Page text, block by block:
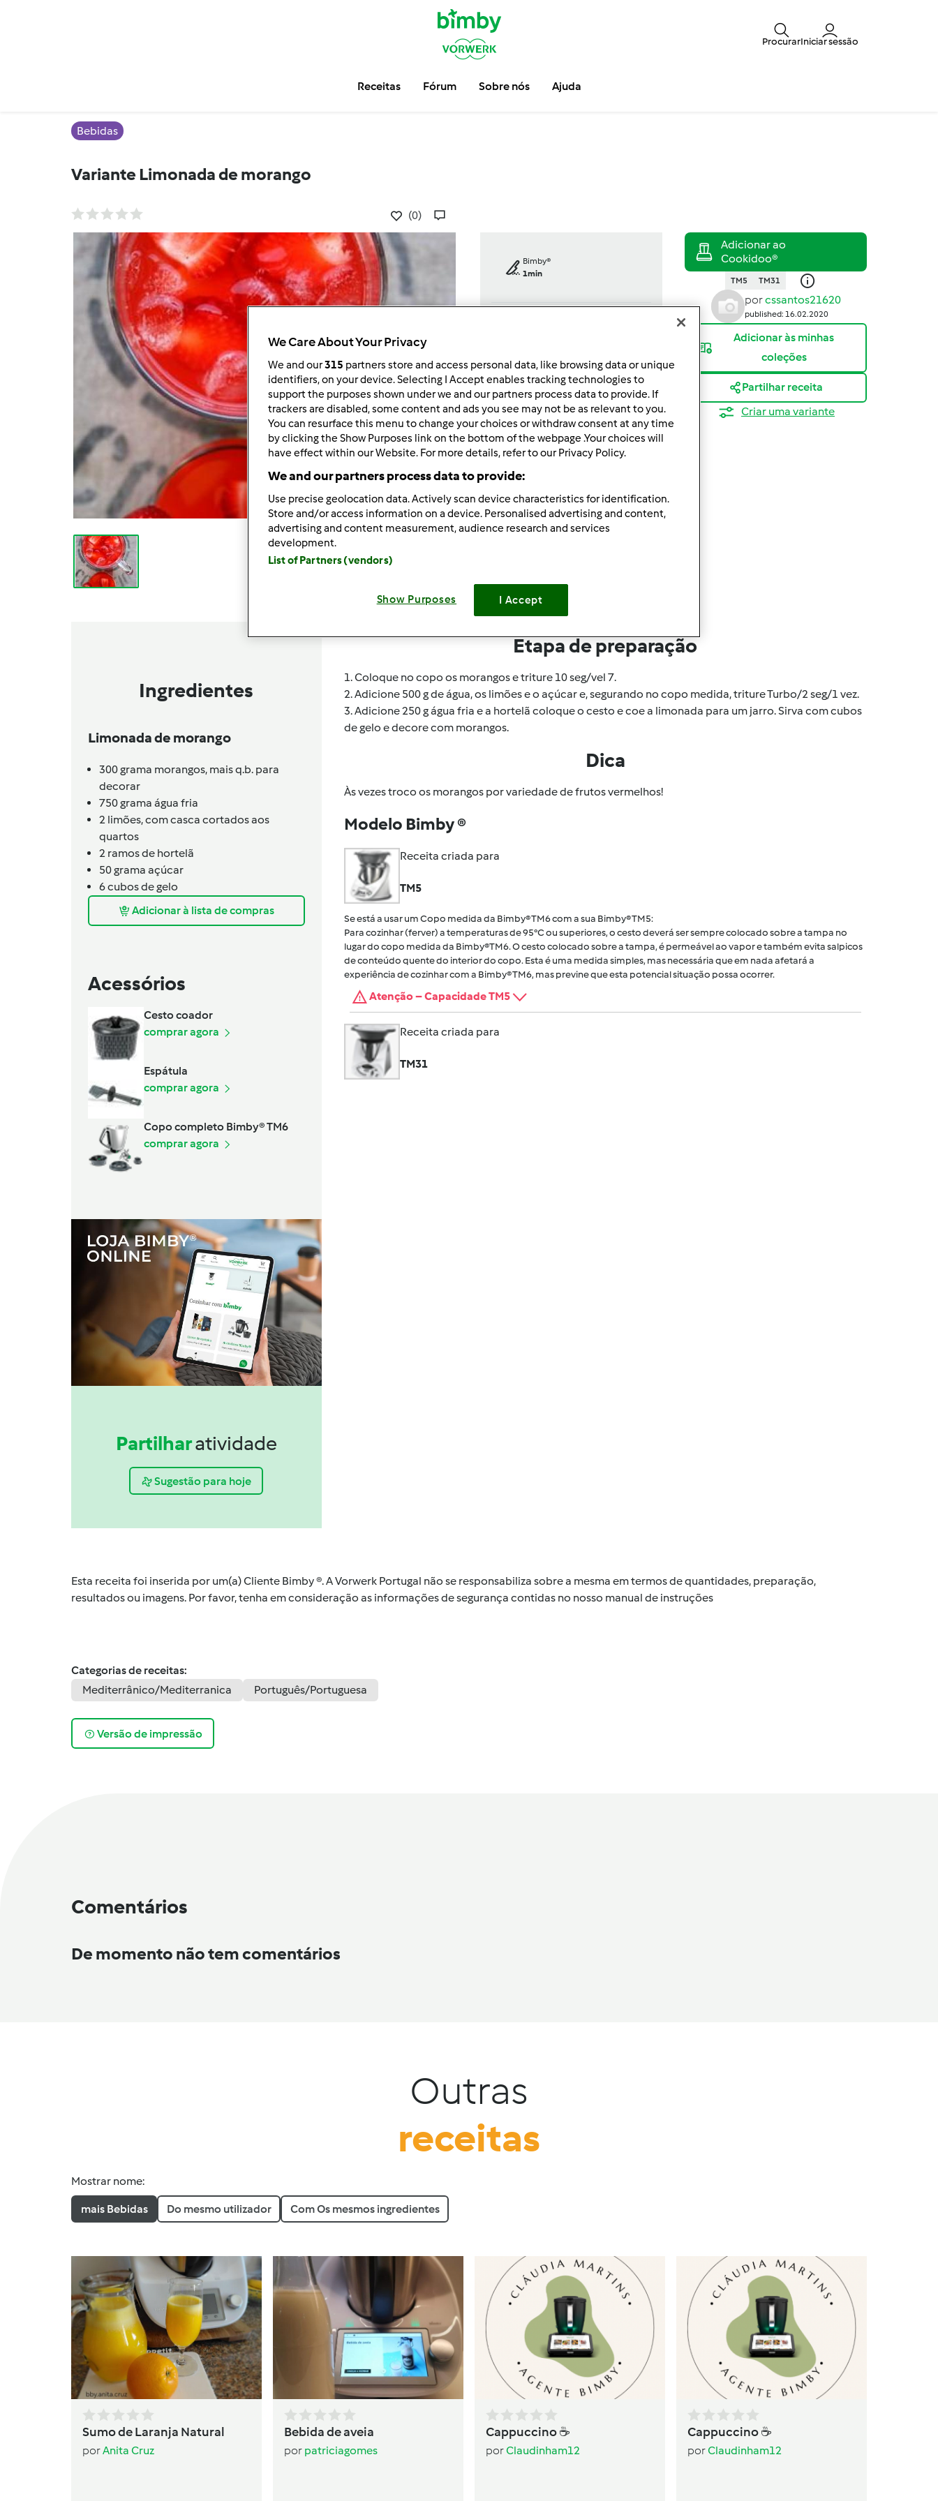
ProcurarIniciar sessão
Receitas Fórum Sobre nós Ajuda
Bebidas
Variante Limonada de morango
(0)
Bimby®
1min
dose/s
1 litro/s
Nível
TM5 TM31
porcssantos21620
published: 16.02.2020
Adicionar às minhas
coleções
Partilhar receita
Criar uma variante
Ingredientes
Limonada de morango
300grama morangos, mais q.b. para
decorar
750grama água fria
2 limões,com casca cortados aos
quartos
2 ramos de hortelã
50grama açúcar
6cubos de gelo
Adicionar à lista de compras
Acessórios
Cesto coador
comprar agora
Espátula
comprar agora
Copo completo Bimby® TM6
comprar agora
Partilharatividade
Sugestão para hoje
Etapa de preparação
1. Coloque no copo os morangos e triture 10 seg/vel 7.
2. Adicione 500 g de água, os limões e o açúcar e, segurando no copo medida, triture Turbo/2 seg/1 vez.
3. Adicione 250 g água fria e a hortelã coloque o cesto e coe a limonada para um jarro. Sirva com cubos
de gelo e decore com morangos.
Dica
Às vezes troco os morangos por variedade de frutos vermelhos!
Modelo Bimby ®
Receita criada para
TM5
Se está a usar um Copo medida da Bimby® TM6 com a sua Bimby® TM5:
Para cozinhar (ferver) a temperaturas de 95°C ou superiores, o cesto deverá ser sempre colocado sobre a tampa no
lugar do copo medida da Bimby®TM6. O cesto colocado sobre a tampa, é permeável ao vapor e também evita salpicos
de conteúdo quente do interior do copo. Esta é uma medida simples, mas necessária que em nada afetará a
experiência de cozinhar com a Bimby® TM6, mas previne que esta potencial situação possa ocorrer.
Atenção – Capacidade TM5
Receita criada para
TM31
Esta receita foi inserida por um(a) Cliente Bimby ®. A Vorwerk Portugal não se responsabiliza sobre a mesma em termos de quantidades, preparação,
resultados ou imagens. Por favor, tenha em consideração as informações de segurança contidas no nosso manual de instruções
Categorias de receitas:
Mediterrânico/Mediterranica
Português/Portuguesa
Versão de impressão
Comentários
De momento não tem comentários
Outras
receitas
Mostrar nome:
mais Bebidas Do mesmo utilizador Com Os mesmos ingredientes
Sumo de Laranja Natural
porAnita Cruz
Bebida de aveia
por patriciagomes
Cappuccino ☕️
porClaudinham12
Cappuccino ☕️
porClaudinham12
We Care About Your Privacy
We and our315 partners store and access personal data, like browsing data or unique
identifiers, on your device. Selecting I Accept enables tracking technologies to
support the purposes shown under we and our partners process data to provide. If
trackers are disabled, some content and ads you see may not be as relevant to you.
You can resurface this menu to change your choices or withdraw consent at any time
by clicking the Show Purposes link on the bottom of the webpage .Your choices will
have effect within our Website. For more details, refer to our Privacy Policy.
We and our partners process data to provide:
Use precise geolocation data. Actively scan device characteristics for identification.
Store and/or access information on a device. Personalised advertising and content,
advertising and content measurement, audience research and services
development.
List of Partners (vendors)
Show Purposes I Accept